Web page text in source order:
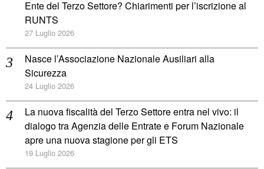
Ente del Terzo Settore? Chiarimenti per l’iscrizione al
RUNTS
27 Luglio 2026
Nasce l’Associazione Nazionale Ausiliari alla
Sicurezza
24 Luglio 2026
La nuova fiscalità del Terzo Settore entra nel vivo: il
dialogo tra Agenzia delle Entrate e Forum Nazionale
apre una nuova stagione per gli ETS
19 Luglio 2026